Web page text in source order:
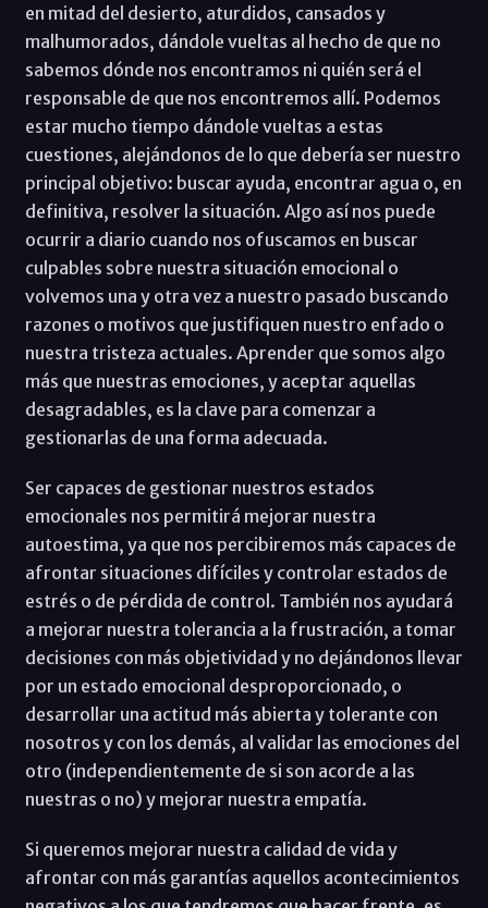
en mitad del desierto, aturdidos, cansados y
malhumorados, dándole vueltas al hecho de que no
sabemos dónde nos encontramos ni quién será el
responsable de que nos encontremos allí. Podemos
estar mucho tiempo dándole vueltas a estas
cuestiones, alejándonos de lo que debería ser nuestro
principal objetivo: buscar ayuda, encontrar agua o, en
definitiva, resolver la situación. Algo así nos puede
ocurrir a diario cuando nos ofuscamos en buscar
culpables sobre nuestra situación emocional o
volvemos una y otra vez a nuestro pasado buscando
razones o motivos que justifiquen nuestro enfado o
nuestra tristeza actuales. Aprender que somos algo
más que nuestras emociones, y aceptar aquellas
desagradables, es la clave para comenzar a
gestionarlas de una forma adecuada.
Ser capaces de gestionar nuestros estados
emocionales nos permitirá mejorar nuestra
autoestima, ya que nos percibiremos más capaces de
afrontar situaciones difíciles y controlar estados de
estrés o de pérdida de control. También nos ayudará
a mejorar nuestra tolerancia a la frustración, a tomar
decisiones con más objetividad y no dejándonos llevar
por un estado emocional desproporcionado, o
desarrollar una actitud más abierta y tolerante con
nosotros y con los demás, al validar las emociones del
otro (independientemente de si son acorde a las
nuestras o no) y mejorar nuestra empatía.
Si queremos mejorar nuestra calidad de vida y
afrontar con más garantías aquellos acontecimientos